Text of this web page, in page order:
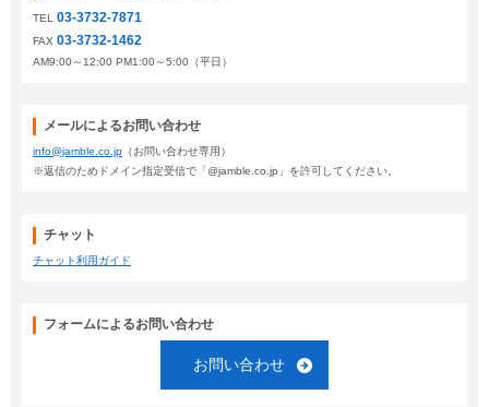
TEL 03-3732-7871
FAX 03-3732-1462
AM9:00～12:00 PM1:00～5:00（平日）
メールによるお問い合わせ
info@jamble.co.jp （お問い合わせ専用）
※返信のためドメイン指定受信で「@jamble.co.jp」を許可してください。
チャット
チャット利用ガイド
フォームによるお問い合わせ
お問い合わせ